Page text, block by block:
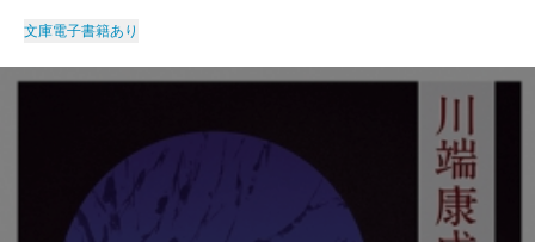
文庫電子書籍あり